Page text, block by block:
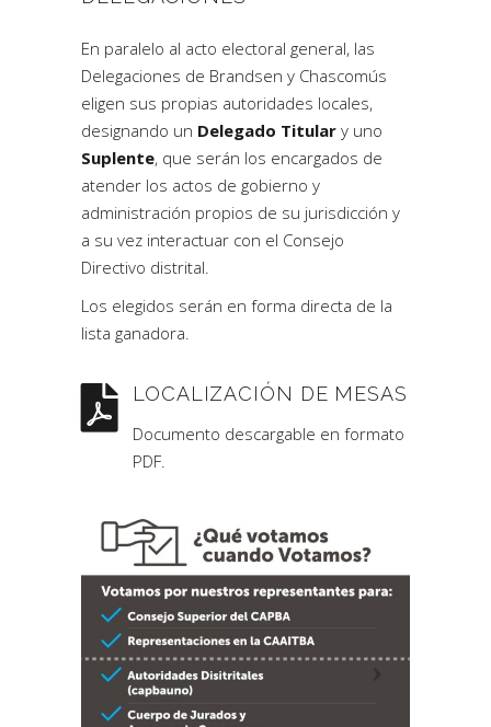
En paralelo al acto electoral general, las
Delegaciones de Brandsen y Chascomús
eligen sus propias autoridades locales,
designando un Delegado Titular y uno
Suplente, que serán los encargados de
atender los actos de gobierno y
administración propios de su jurisdicción y
a su vez interactuar con el Consejo
Directivo distrital.
Los elegidos serán en forma directa de la
lista ganadora.
LOCALIZACIÓN DE MESAS
Documento descargable en formato
PDF.